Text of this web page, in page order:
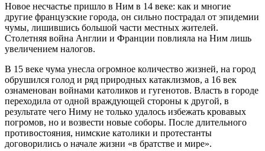
Новое несчастье пришло в Ним в 14 веке: как и многие
другие французские города, он сильно пострадал от эпидемии
чумы, лишившись большой части местных жителей.
Столетняя война Англии и Франции повлияла на Ним лишь
увеличением налогов.
В 15 веке чума унесла огромное количество жизней, на город
обрушился голод и ряд природных катаклизмов, а 16 век
ознаменован войнами католиков и гугенотов. Власть в городе
переходила от одной враждующей стороны к другой, в
результате чего Ниму не только удалось избежать кровавых
погромов, но и возвести новые соборы. После длительного
противостояния, нимские католики и протестанты
договорились о начале жизни «в братстве и мире».